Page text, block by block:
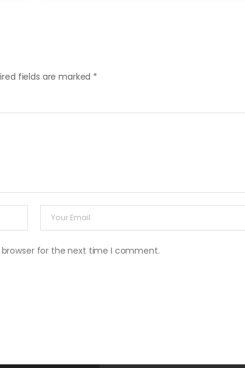
fields are marked *
for the next time I comment.